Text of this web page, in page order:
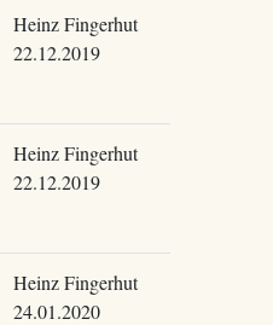
Heinz Fingerhut
22.12.2019
Heinz Fingerhut
22.12.2019
Heinz Fingerhut
24.01.2020